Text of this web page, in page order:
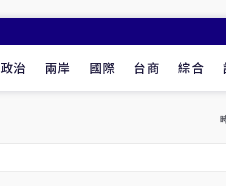
政治 兩岸 國際 台商 綜合